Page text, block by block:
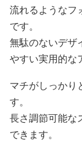
流れるようなフ
です。
無駄のないデザ
やすい実用的な
マチがしっかり
す。
長さ調節可能な
できます。